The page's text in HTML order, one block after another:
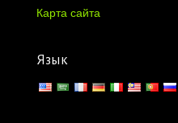
Карта сайта
Язык